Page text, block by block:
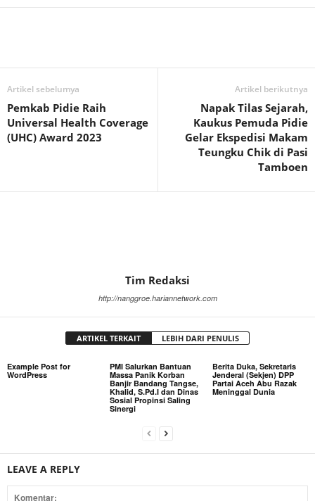
Artikel sebelumya
Pemkab Pidie Raih
Universal Health Coverage
(UHC) Award 2023
Artikel berikutnya
Napak Tilas Sejarah,
Kaukus Pemuda Pidie
Gelar Ekspedisi Makam
Teungku Chik di Pasi
Tamboen
Tim Redaksi
http://nanggroe.hariannetwork.com
ARTIKEL TERKAIT LEBIH DARI PENULIS
Example Post for
WordPress
PMI Salurkan Bantuan
Massa Panik Korban
Banjir Bandang Tangse,
Khalid, S.Pd.I dan Dinas
Sosial Propinsi Saling
Sinergi
Berita Duka, Sekretaris
Jenderal (Sekjen) DPP
Partai Aceh Abu Razak
Meninggal Dunia
LEAVE A REPLY